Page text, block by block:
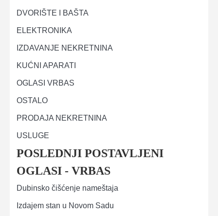
DVORIŠTE I BAŠTA
ELEKTRONIKA
IZDAVANJE NEKRETNINA
KUĆNI APARATI
OGLASI VRBAS
OSTALO
PRODAJA NEKRETNINA
USLUGE
POSLEDNJI POSTAVLJENI
OGLASI - VRBAS
Dubinsko čišćenje nameštaja
Izdajem stan u Novom Sadu